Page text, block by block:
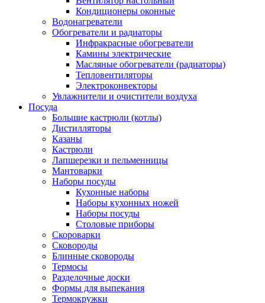
Кондиционеры оконные
Водонагреватели
Обогреватели и радиаторы
Инфракрасные обогреватели
Камины электрические
Масляные обогреватели (радиаторы)
Тепловентиляторы
Электроконвекторы
Увлажнители и очистители воздуха
Посуда
Большие кастрюли (котлы)
Дистилляторы
Казаны
Кастрюли
Лапшерезки и пельменницы
Мантоварки
Наборы посуды
Кухонные наборы
Наборы кухонных ножей
Наборы посуды
Столовые приборы
Скороварки
Сковороды
Блинные сковороды
Термосы
Разделочные доски
Формы для выпекания
Термокружки